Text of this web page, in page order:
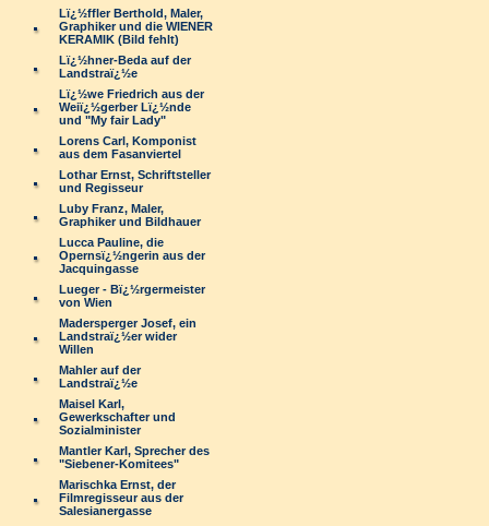
Lï¿½ffler Berthold, Maler,
Graphiker und die WIENER
KERAMIK (Bild fehlt)
Lï¿½hner-Beda auf der
Landstraï¿½e
Lï¿½we Friedrich aus der
Weiï¿½gerber Lï¿½nde
und "My fair Lady"
Lorens Carl, Komponist
aus dem Fasanviertel
Lothar Ernst, Schriftsteller
und Regisseur
Luby Franz, Maler,
Graphiker und Bildhauer
Lucca Pauline, die
Opernsï¿½ngerin aus der
Jacquingasse
Lueger - Bï¿½rgermeister
von Wien
Madersperger Josef, ein
Landstraï¿½er wider
Willen
Mahler auf der
Landstraï¿½e
Maisel Karl,
Gewerkschafter und
Sozialminister
Mantler Karl, Sprecher des
"Siebener-Komitees"
Marischka Ernst, der
Filmregisseur aus der
Salesianergasse